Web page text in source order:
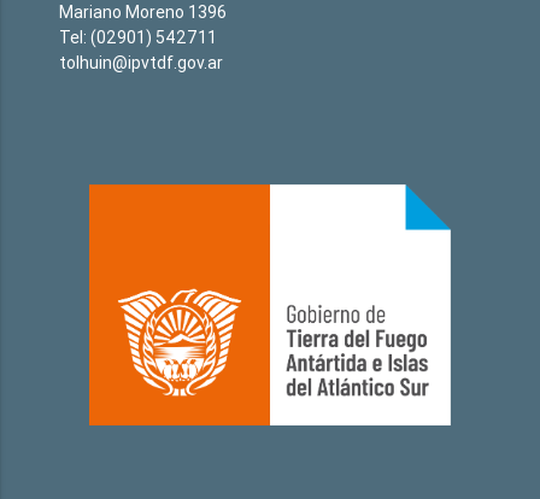
Mariano Moreno 1396
Tel: (02901) 542711
tolhuin@ipvtdf.gov.ar